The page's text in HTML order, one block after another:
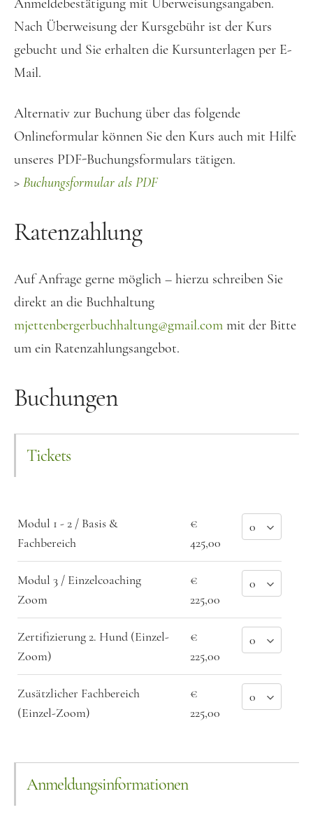
Anmeldebestätigung mit Überweisungsangaben.
Nach Überweisung der Kursgebühr ist der Kurs
gebucht und Sie erhalten die Kursunterlagen per E-
Mail.
Alternativ zur Buchung über das folgende
Onlineformular können Sie den Kurs auch mit Hilfe
unseres PDF-Buchungsformulars tätigen.
> Buchungsformular als PDF
Ratenzahlung
Auf Anfrage gerne möglich – hierzu schreiben Sie
direkt an die Buchhaltung
mjettenbergerbuchhaltung@gmail.com mit der Bitte
um ein Ratenzahlungsangebot.
Buchungen
Tickets
Modul 1 - 2 / Basis &
Fachbereich
€
425,00
Modul 3 / Einzelcoaching
Zoom
€
225,00
Zertifizierung 2. Hund (Einzel-
Zoom)
€
225,00
Zusätzlicher Fachbereich
(Einzel-Zoom)
€
225,00
Anmeldungsinformationen